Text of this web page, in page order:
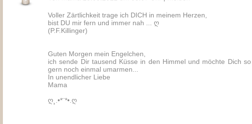
Voller Zärtlichkeit trage ich DICH in meinem Herzen,
bist DU mir fern und immer nah ... ღ
(P.F.Killinger)
Guten Morgen mein Engelchen,
ich sende Dir tausend Küsse in den Himmel und möchte Dich so
gern noch einmal umarmen...
In unendlicher Liebe
Mama
ღ¸.•*¨*•.ღ